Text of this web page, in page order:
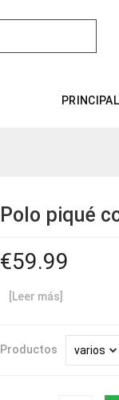
PRINCIPAL
Polo piqué
59.99
[Leer más]
Productos